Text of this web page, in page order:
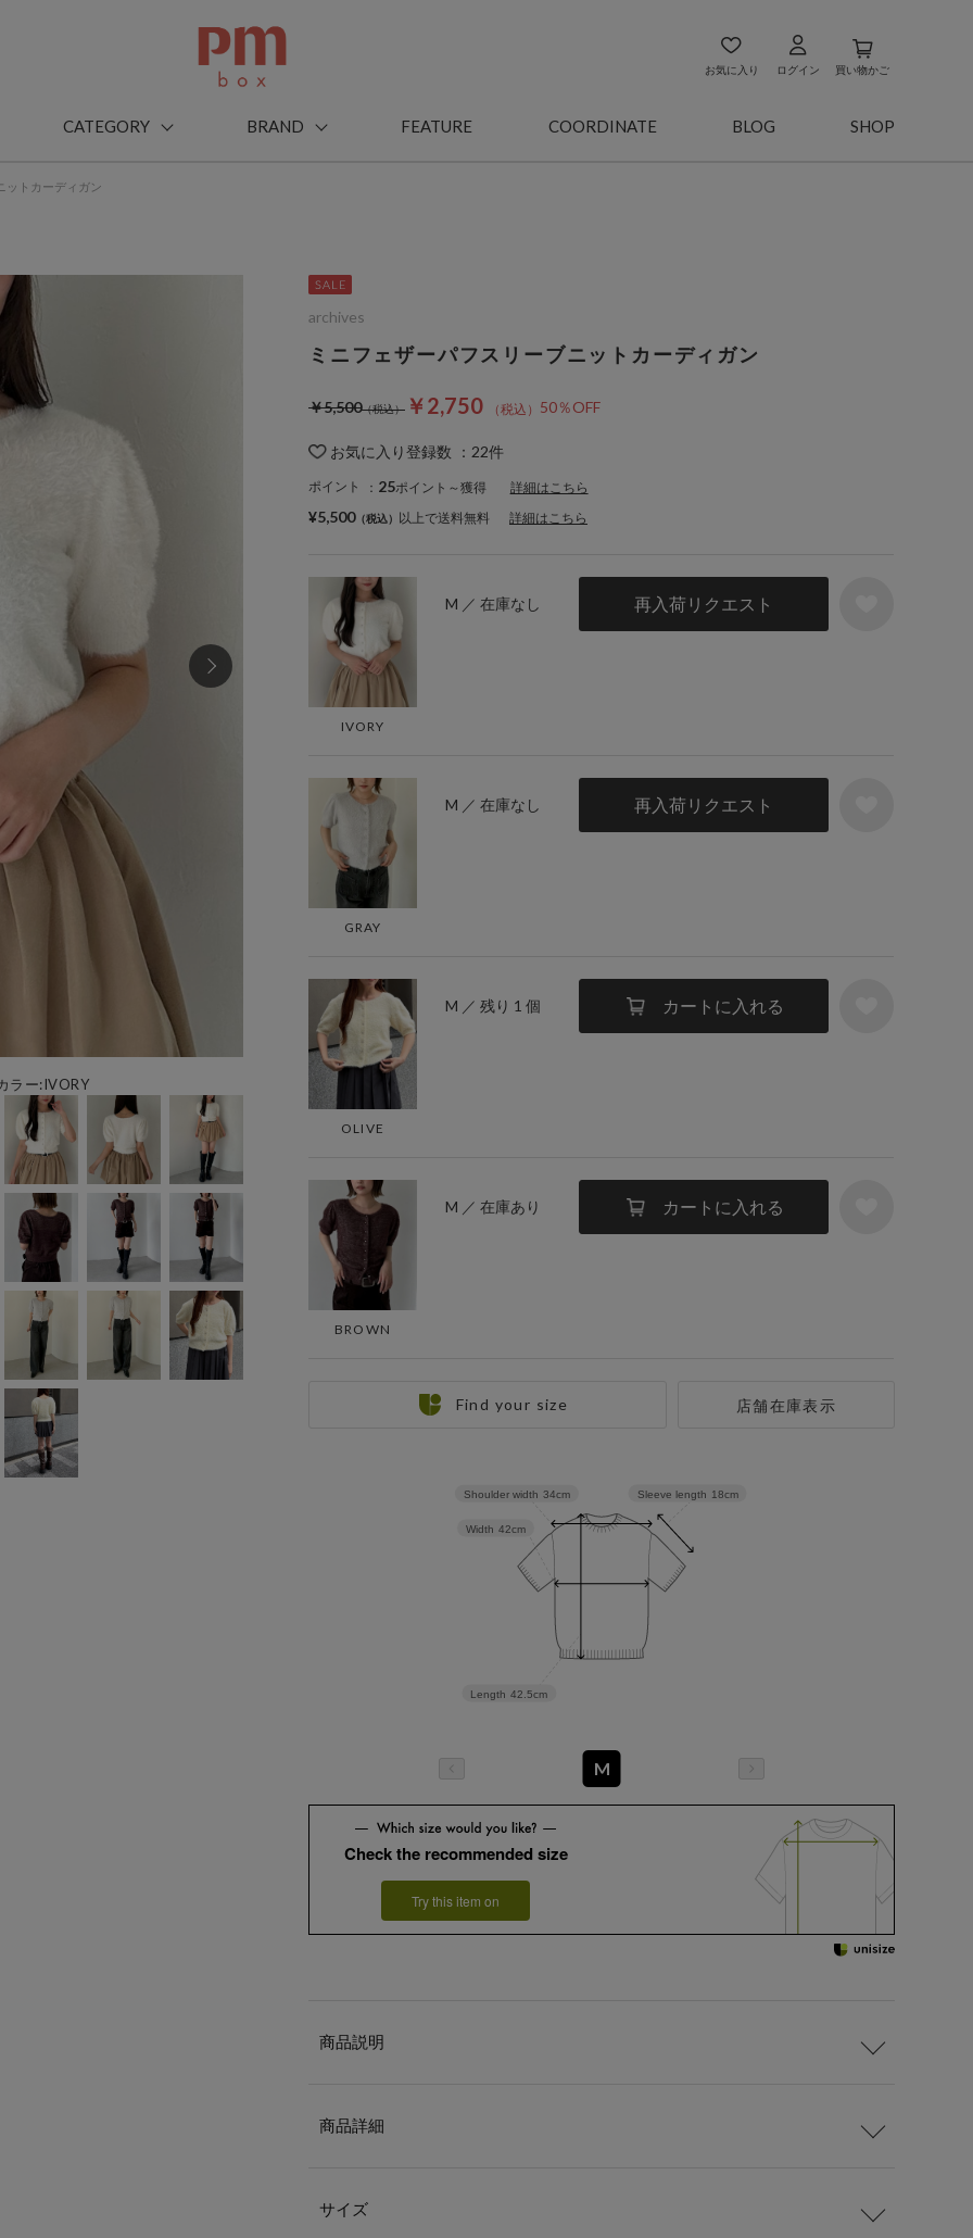
お気に入り ログイン 買い物かご
CATEGORY BRAND FEATURE COORDINATE BLOG SHOP
ットカーディガン
ー:IVORY
ミニフェザーパフスリーブニットカーディガン
￥2,750 50％OFF
￥5,500
お気に入り登録数 ： 22件
ポイント ： 25ポイント～獲得 詳細はこちら
IVORY
M ／ 在庫なし 再入荷リクエスト
GRAY
M ／ 在庫なし 再入荷リクエスト
OLIVE
M ／ 残り 1 個 カートに入れる
BROWN
M ／ 在庫あり カートに入れる
店舗在庫表示
archives
¥5,500 以上で送料無料 詳細はこちら
Find your size
Sleeve length 18cm
Length 42.5cm
Width 42cm
Shoulder width 34cm
M
Check the recommended size
Try this item on
商品説明
商品詳細
サイズ